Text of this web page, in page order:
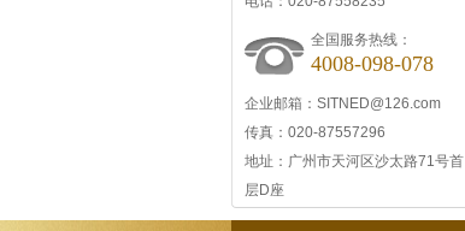
全国服务热线：
4008-098-078
企业邮箱：SITNED@126.com
传真：020-87557296
地址：广州市天河区沙太路71号首
层D座